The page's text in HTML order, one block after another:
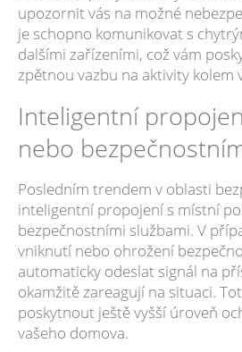
upozornit vás na možné
je schopno komunikovat s
dalšími zařízeními, což vám
zpětnou vazbu na aktivity kolem
Inteligentní
nebo
Posledním trendem v oblasti
inteligentní propojení s místní
bezpečnostními službami. V
vniknutí nebo ohrožení
automaticky odeslat signál na
okamžitě zareagují na situaci.
poskytnout ještě vyšší úroveň
vašeho domova.